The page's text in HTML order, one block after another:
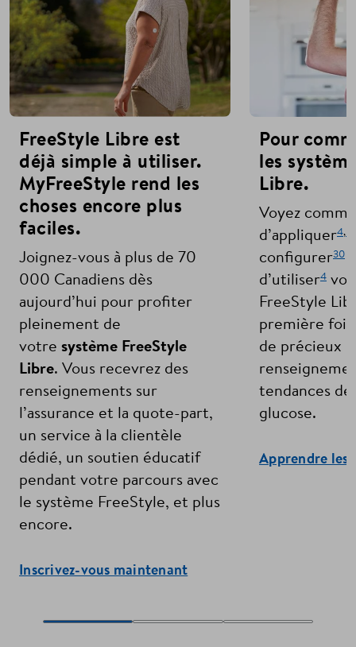
FreeStyle Libre est
déjà simple à utiliser.
MyFreeStyle rend les
choses encore plus
faciles.
Joignez-vous à plus de 70
000 Canadiens dès
aujourd’hui pour profiter
pleinement de
votre système FreeStyle
Libre. Vous recevrez des
renseignements sur
l’assurance et la quote-part,
un service à la clientèle
dédié, un soutien éducatif
pendant votre parcours avec
le système FreeStyle, et plus
encore.
Inscrivez-vous maintenant
Pour
les
Libre.
Voyez
d’appliquer4,
configurer30
d’utiliser4
FreeStyle
première
de précieux
tendances
glucose.
Apprendre les